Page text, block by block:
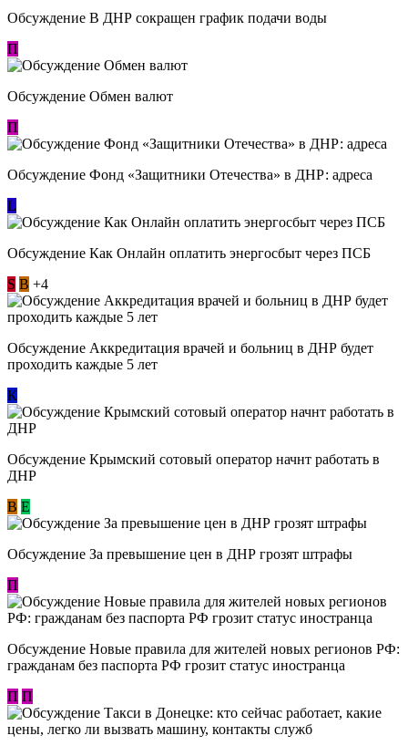
Обсуждение В ДНР сокращен график подачи воды
П
Обсуждение Обмен валют
П
Обсуждение Фонд «Защитники Отечества» в ДНР: адреса
L
Обсуждение ​Как Онлайн оплатить энергосбыт через ПСБ
S В +4
Обсуждение Аккредитация врачей и больниц в ДНР будет
проходить каждые 5 лет
К
Обсуждение Крымский сотовый оператор начнт работать в
ДНР
В E
Обсуждение За превышение цен в ДНР грозят штрафы
П
Обсуждение Новые правила для жителей новых регионов РФ:
гражданам без паспорта РФ грозит статус иностранца
П П